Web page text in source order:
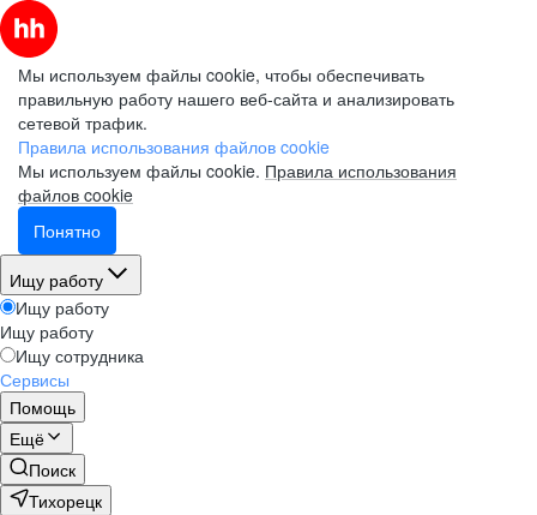
Мы используем файлы cookie, чтобы обеспечивать
правильную работу нашего веб-сайта и анализировать
сетевой трафик.
Правила использования файлов cookie
Мы используем файлы cookie. Правила использования
файлов cookie
Понятно
Ищу работу
Ищу работу
Ищу работу
Ищу сотрудника
Сервисы
Помощь
Ещё
Поиск
Тихорецк